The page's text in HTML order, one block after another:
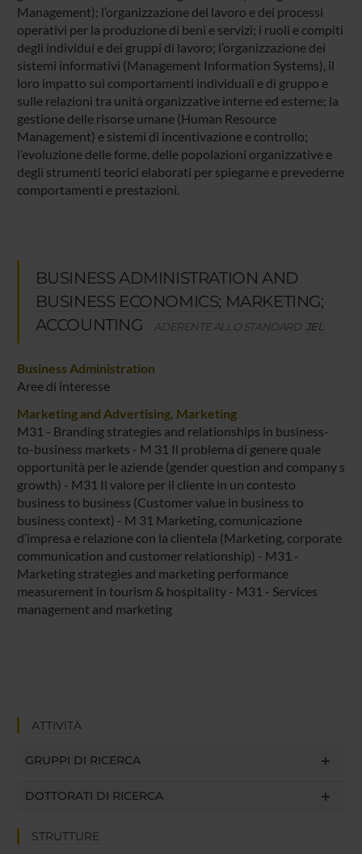
Management); l’organizzazione del lavoro e dei processi
operativi per la produzione di beni e servizi; i ruoli e compiti
degli individui e dei gruppi di lavoro; l’organizzazione dei
sistemi informativi (Management Information Systems), il
loro impatto sui comportamenti individuali e di gruppo e
sulle relazioni tra unità organizzative interne ed esterne; la
gestione delle risorse umane (Human Resource
Management) e sistemi di incentivazione e controllo;
l’evoluzione delle forme, delle popolazioni organizzative e
degli strumenti teorici elaborati per spiegarne e prevederne
comportamenti e prestazioni.
BUSINESS ADMINISTRATION AND
BUSINESS ECONOMICS; MARKETING;
ACCOUNTING
ADERENTE ALLO STANDARD JEL
Business Administration
Aree di interesse
Marketing and Advertising, Marketing
M31 - Branding strategies and relationships in business-
to-business markets - M 31 Il problema di genere quale
opportunità per le aziende (gender question and company s
growth) - M31 Il valore per il cliente in un contesto
business to business (Customer value in business to
business context) - M 31 Marketing, comunicazione
d’impresa e relazione con la clientela (Marketing, corporate
communication and customer relationship) - M31 -
Marketing strategies and marketing performance
measurement in tourism & hospitality - M31 - Services
management and marketing
ATTIVITÀ
GRUPPI DI RICERCA
DOTTORATI DI RICERCA
STRUTTURE